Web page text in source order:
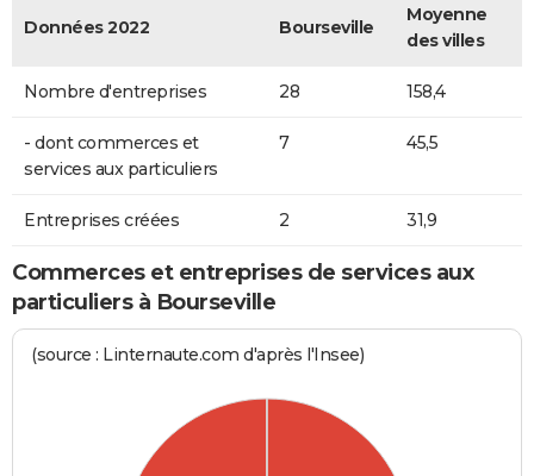
Données 2022 Bourseville
Moyenne
des villes
Nombre d'entreprises 28 158,4
- dont commerces et
services aux particuliers
7 45,5
Entreprises créées 2 31,9
Commerces et entreprises de services aux
particuliers à Bourseville
(source : Linternaute.com d'après l'Insee)